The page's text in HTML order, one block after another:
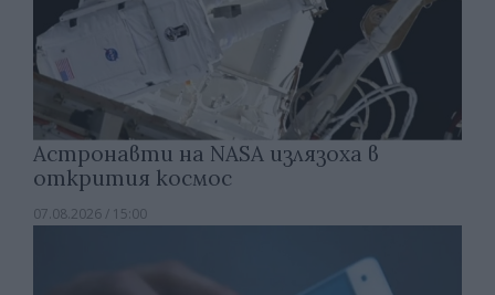
Астронавти на NASA излязоха в
открития космос
07.08.2026 / 15:00